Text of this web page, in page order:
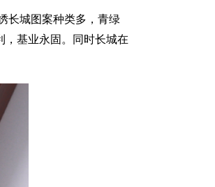
长城图案种类多，青绿
，基业永固。同时长城在